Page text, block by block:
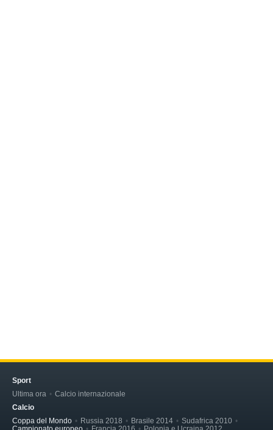
Sport
Ultima ora
Calcio internazionale
Calcio
Coppa del Mondo
Russia 2018 Brasile 2014
Sudafrica 2010